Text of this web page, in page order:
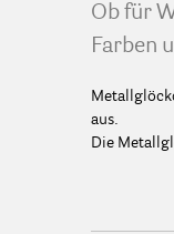
Ob für
Farben
aus.
Die